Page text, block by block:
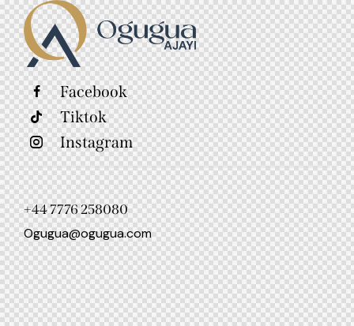
Facebook
Tiktok
Instagram
+44 7776 258080
Ogugua@ogugua.com